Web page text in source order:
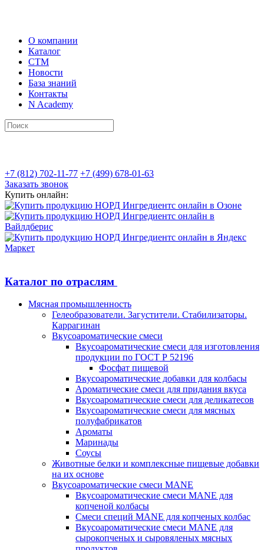
О компании
Каталог
СТМ
Новости
База знаний
Контакты
N Academy
+7 (812) 702-11-77 +7 (499) 678-01-63
Заказать звонок
Купить онлайн:
Каталог по отраслям
Мясная промышленность
Гелеобразователи. Загустители. Стабилизаторы.
Каррагинан
Вкусоароматические смеси
Вкусоароматические смеси для изготовления
продукции по ГОСТ Р 52196
Фосфат пищевой
Вкусоароматические добавки для колбасы
Ароматические смеси для придания вкуса
Вкусоароматические смеси для деликатесов
Вкусоароматические смеси для мясных
полуфабрикатов
Ароматы
Маринады
Соусы
Животные белки и комплексные пищевые добавки
на их основе
Вкусоароматические смеси MANE
Вкусоароматические смеси MANE для
копченой колбасы
Смеси специй MANE для копченых колбас
Вкусоароматические смеси MANE для
сырокопченых и сыровяленых мясных